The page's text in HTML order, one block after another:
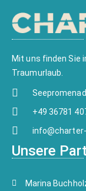
Mit uns finden Sie
Traumurlaub.
+49 36781
Unsere
Marina